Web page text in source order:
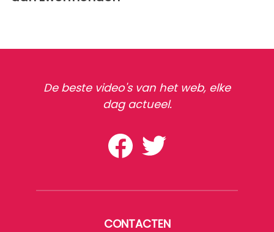
De beste video's van het web, elke
dag actueel.
CONTACTEN